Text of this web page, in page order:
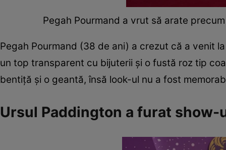
Pegah Pourmand a vrut să arate
Pegah Pourmand (38 de ani) a crezut că a venit
un top transparent cu bijuterii și o fustă roz tip
bentiță și o geantă, însă look-ul nu a fost
Ursul Paddington a furat show-